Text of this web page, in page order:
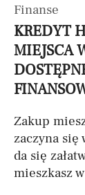
Finanse
KREDYT
MIEJSCA
Zakup
zaczyna się
da się
mieszkasz